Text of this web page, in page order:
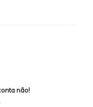
não!